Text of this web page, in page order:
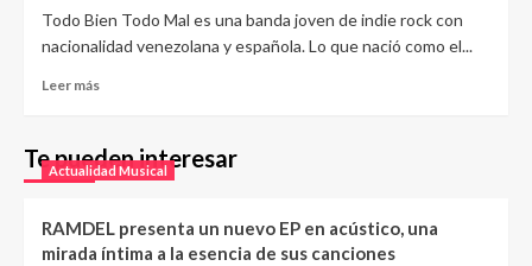
Todo Bien Todo Mal es una banda joven de indie rock con
nacionalidad venezolana y española. Lo que nació como el...
Leer más
Te pueden interesar
Actualidad Musical
RAMDEL presenta un nuevo EP en acústico, una
mirada íntima a la esencia de sus canciones